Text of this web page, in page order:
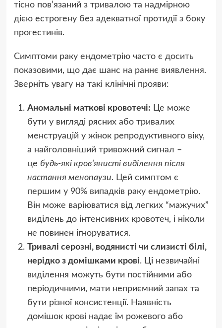
тісно пов’язаний з тривалою та надмірною
дією естрогену без адекватної протидії з боку
прогестинів.
Симптоми раку ендометрію часто є досить
показовими, що дає шанс на раннє виявлення.
Зверніть увагу на такі клінічні прояви:
Аномальні маткові кровотечі: Це може
бути у вигляді рясних або тривалих
менструацій у жінок репродуктивного віку,
а найголовніший тривожний сигнал –
це будь-які кров’янисті виділення після
настання менопаузи. Цей симптом є
першим у 90% випадків раку ендометрію.
Він може варіюватися від легких “мажучих”
виділень до інтенсивних кровотеч, і ніколи
не повинен ігноруватися.
Тривалі серозні, водянисті чи слизисті білі,
нерідко з домішками крові. Ці незвичайні
виділення можуть бути постійними або
періодичними, мати неприємний запах та
бути різної консистенції. Наявність
домішок крові надає їм рожевого або